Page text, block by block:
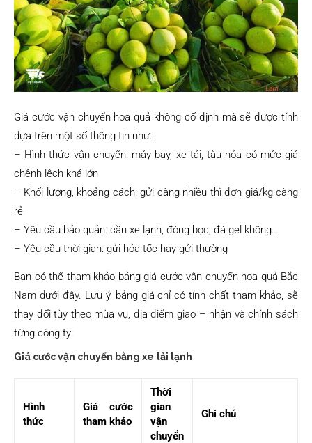
Giá cước vận chuyển hoa quả không cố định mà sẽ được tính
dựa trên một số thông tin như:
– Hình thức vận chuyển: máy bay, xe tải, tàu hỏa có mức giá
chênh lệch khá lớn
– Khối lượng, khoảng cách: gửi càng nhiều thì đơn giá/kg càng
rẻ
– Yêu cầu bảo quản: cần xe lạnh, đóng bọc, đá gel không…
– Yêu cầu thời gian: gửi hỏa tốc hay gửi thường
Bạn có thể tham khảo bảng giá cước vận chuyển hoa quả Bắc
Nam dưới đây. Lưu ý, bảng giá chỉ có tính chất tham khảo, sẽ
thay đổi tùy theo mùa vụ, địa điểm giao – nhận và chính sách
từng công ty:
Giá cước vận chuyển bằng xe tải lạnh
Hình
thức
Giá cước
tham khảo
Thời
gian
vận
chuyển
Ghi chú